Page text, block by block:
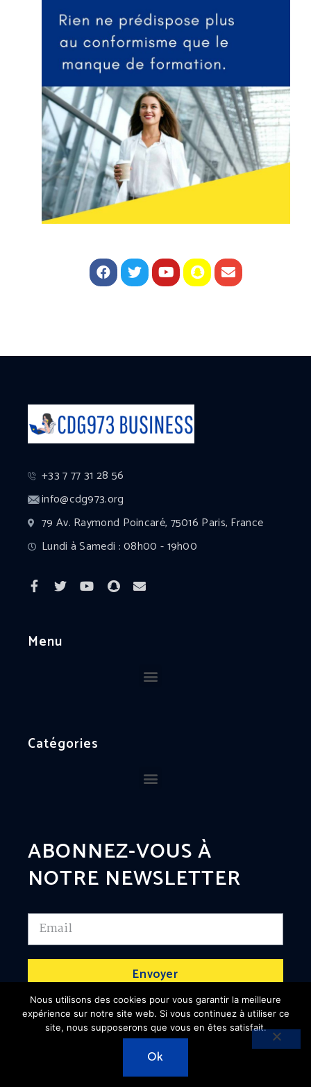
+33 7 77 31 28 56
info@cdg973.org
79 Av. Raymond Poincaré, 75016 Paris, France
Lundi à Samedi : 08h00 - 19h00
Menu
Catégories
ABONNEZ-VOUS À
NOTRE NEWSLETTER
Envoyer
Copyright 2024. @CDG973 Business .Tous droits
réservés.
Nous utilisons des cookies pour vous garantir la meilleure
expérience sur notre site web. Si vous continuez à utiliser ce
site, nous supposerons que vous en êtes satisfait.
Ok